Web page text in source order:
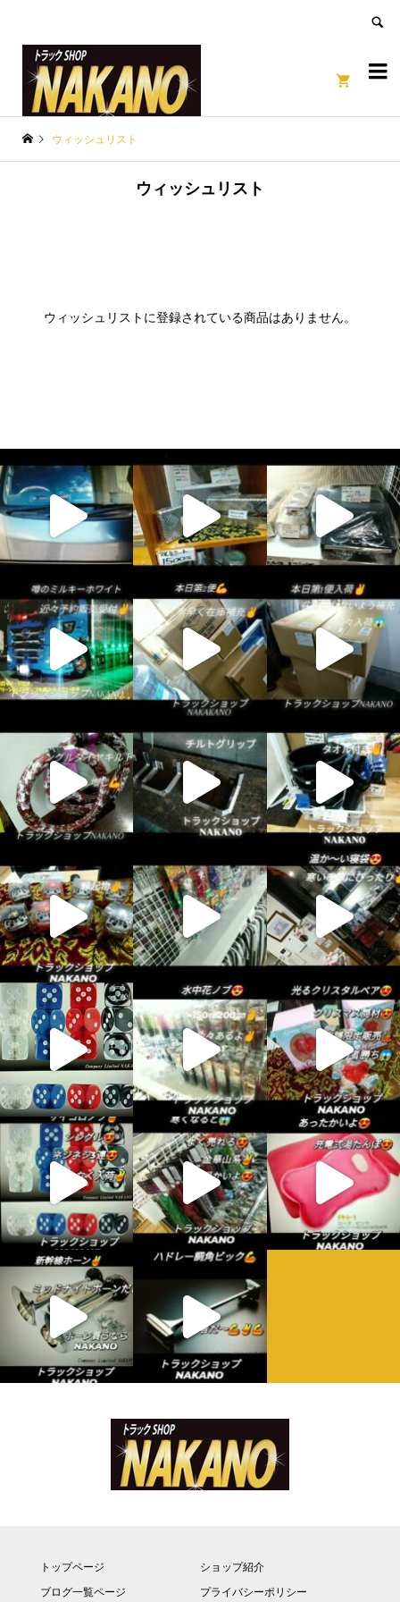


ウィッシュリスト
ウィッシュリスト
ウィッシュリストに登録されている商品はありません。
トップページ
ブログ一覧ページ
ショップ紹介
プライバシーポリシー